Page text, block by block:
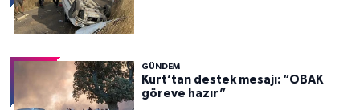
GÜNDEM
Kurt’tan destek mesajı: “OBAK
göreve hazır”